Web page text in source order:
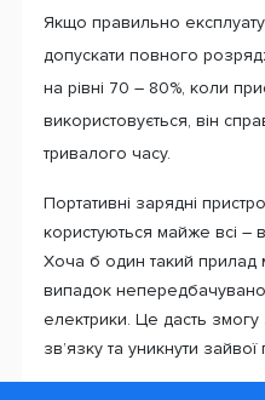
Якщо правильно
допускати повного
на рівні 70 – 80%, коли
використовується, він
тривалого часу.
Портативні зарядні
користуються майже всі –
Хоча б один такий прилад
випадок
електрики. Це дасть
зв’язку та уникнути зайвої